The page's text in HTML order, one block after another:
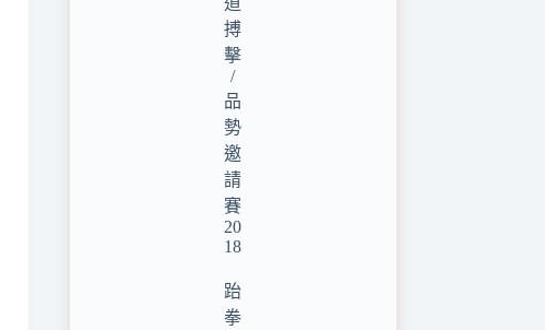
搏
擊
/
品
勢
邀
請
賽
20
18
跆
拳